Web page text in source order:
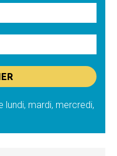
lundi, mardi, mercredi,